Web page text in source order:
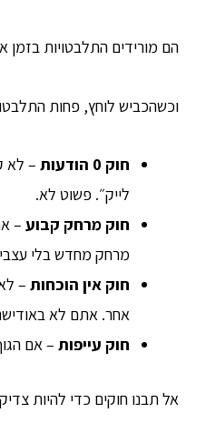
הם מורידים התלבטויות בזמן
וכשהכביש לוחץ, פחות
חוק 0 הודעות
– לא
לייק״. פשוט לא.
חוק מרחק קבוע –
מרחק מחדש בלי
חוק אין הוכחות –
אחר. אתם לא
חוק עייפות – אם
אל תבנו חוקים כדי להיות